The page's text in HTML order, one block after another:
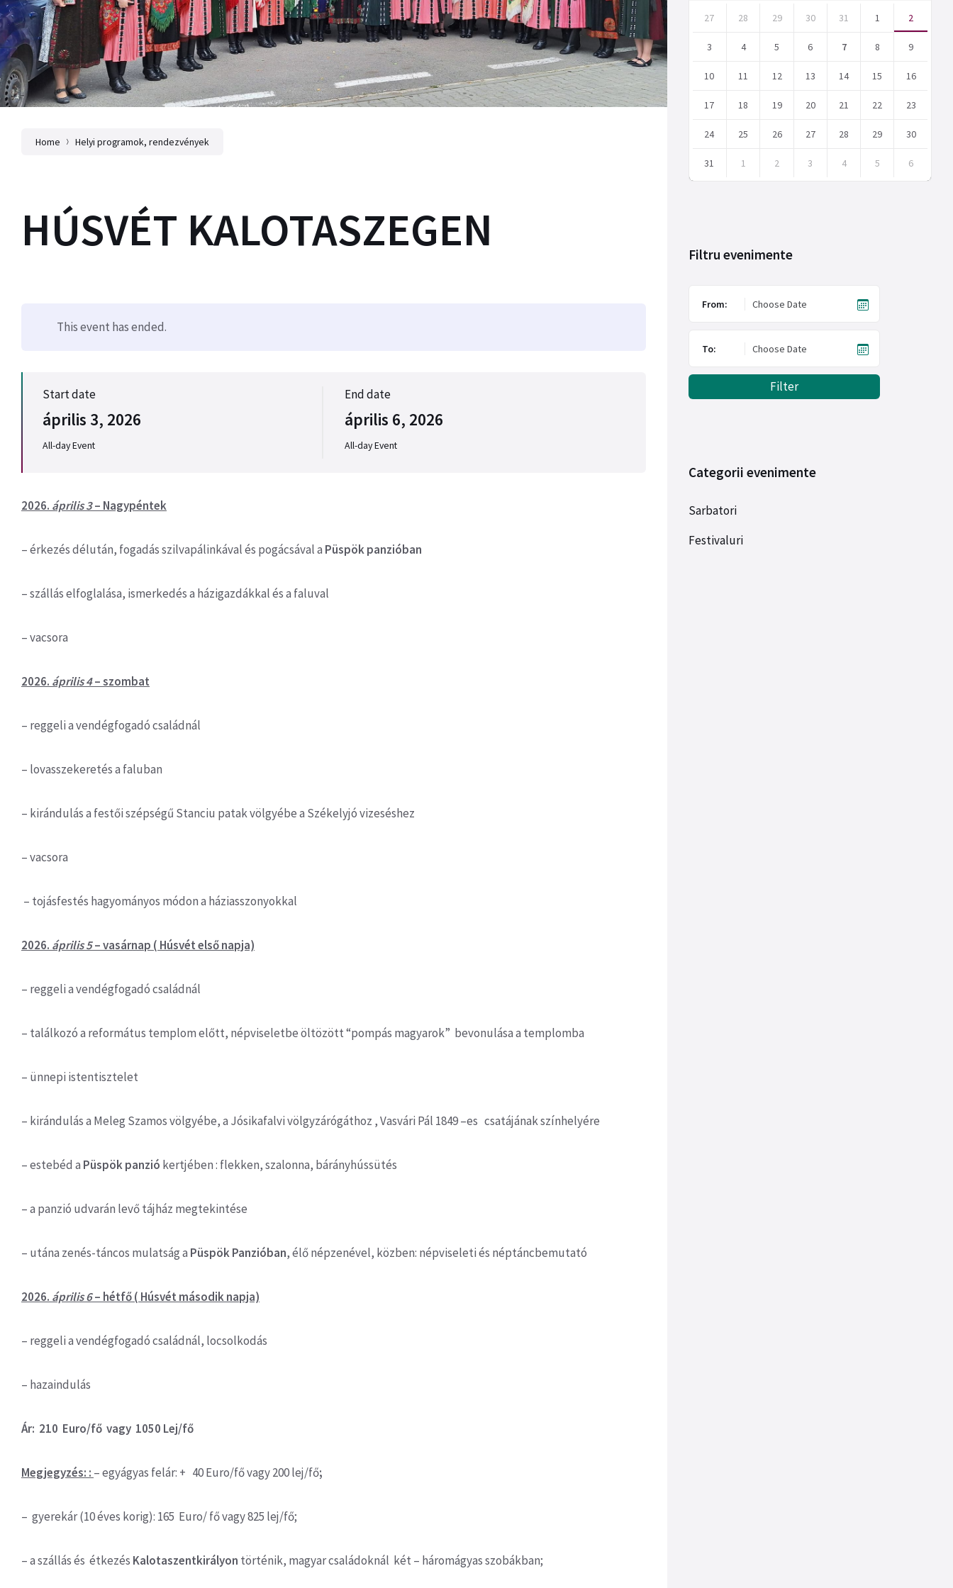
Home Helyi programok, rendezvények
HÚSVÉT KALOTASZEGEN
This event has ended.
Start date
április 3, 2026
All-day Event
End date
április 6, 2026
All-day Event
2026. április 3– Nagypéntek
– érkezés délután, fogadás szilvapálinkával és pogácsával a Püspök panzióban
– szállás elfoglalása, ismerkedés a házigazdákkal és a faluval
– vacsora
2026. április 4– szombat
– reggeli a vendégfogadó családnál
– lovasszekeretés a faluban
– kirándulás a festői szépségű Stanciu patak völgyébe a Székelyjó vizeséshez
– vacsora
– tojásfestés hagyományos módon a háziasszonyokkal
2026. április 5– vasárnap ( Húsvét első napja)
– reggeli a vendégfogadó családnál
– találkozó a református templom előtt, népviseletbe öltözött “pompás magyarok” bevonulása a templomba
– ünnepi istentisztelet
– kirándulás a Meleg Szamos völgyébe, a Jósikafalvi völgyzárógáthoz , Vasvári Pál 1849 –es csatájának színhelyére
– estebéd a Püspök panzió kertjében : flekken, szalonna, bárányhússütés
– a panzió udvarán levő tájház megtekintése
– utána zenés-táncos mulatság a Püspök Panzióban, élő népzenével, közben: népviseleti és néptáncbemutató
2026. április 6– hétfő ( Húsvét második napja)
– reggeli a vendégfogadó családnál, locsolkodás
– hazaindulás
Ár: 210 Euro/fő vagy 1050 Lej/fő
Megjegyzés: : – egyágyas felár: + 40 Euro/fő vagy 200 lej/fő;
– gyerekár (10 éves korig): 165 Euro/ fő vagy 825 lej/fő;
– a szállás és étkezés Kalotaszentkirályon történik, magyar családoknál két – háromágyas szobákban;
calendar
27 28 29 30 31 1 2
3 4 5 6 7 8 9
10 11 12 13 14 15 16
17 18 19 20 21 22 23
24 25 26 27 28 29 30
31 1 2 3 4 5 6
Filtru evenimente
From:
To:
Filter
Categorii evenimente
Sarbatori
Festivaluri